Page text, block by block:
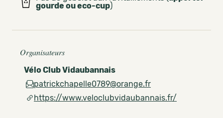
gourde ou eco-cup)
Organisateurs
Vélo Club Vidaubannais
patrickchapelle0789@orange.fr
https://www.veloclubvidaubannais.fr/